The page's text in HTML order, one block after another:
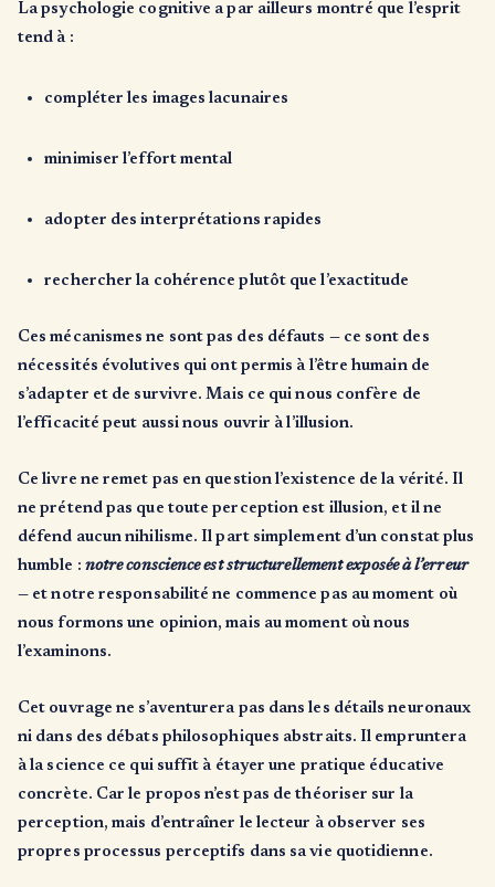
La psychologie cognitive a par ailleurs montré que l’esprit
tend à :
compléter les images lacunaires
minimiser l’effort mental
adopter des interprétations rapides
rechercher la cohérence plutôt que l’exactitude
Ces mécanismes ne sont pas des défauts — ce sont des
nécessités évolutives qui ont permis à l’être humain de
s’adapter et de survivre. Mais ce qui nous confère de
l’efficacité peut aussi nous ouvrir à l’illusion.
Ce livre ne remet pas en question l’existence de la vérité. Il
ne prétend pas que toute perception est illusion, et il ne
défend aucun nihilisme. Il part simplement d’un constat plus
humble : notre conscience est structurellement exposée à l’erreur
— et notre responsabilité ne commence pas au moment où
nous formons une opinion, mais au moment où nous
l’examinons.
Cet ouvrage ne s’aventurera pas dans les détails neuronaux
ni dans des débats philosophiques abstraits. Il empruntera
à la science ce qui suffit à étayer une pratique éducative
concrète. Car le propos n’est pas de théoriser sur la
perception, mais d’entraîner le lecteur à observer ses
propres processus perceptifs dans sa vie quotidienne.